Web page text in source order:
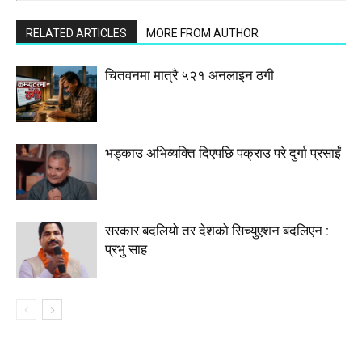
RELATED ARTICLES MORE FROM AUTHOR
चितवनमा मात्रै ५२१ अनलाइन ठगी
भड्काउ अभिव्यक्ति दिएपछि पक्राउ परे दुर्गा प्रसाईं
सरकार बदलियो तर देशको सिच्युएशन बदलिएन :
प्रभु साह